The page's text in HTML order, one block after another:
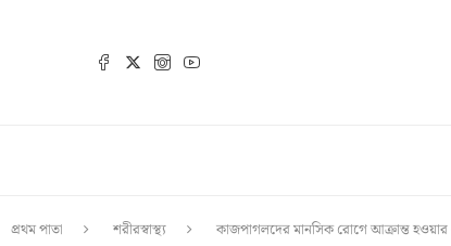
প্রথম পাতা শরীরস্বাস্থ্য কাজপাগলদের মানসিক রোগে আক্রান্ত হওয়ার